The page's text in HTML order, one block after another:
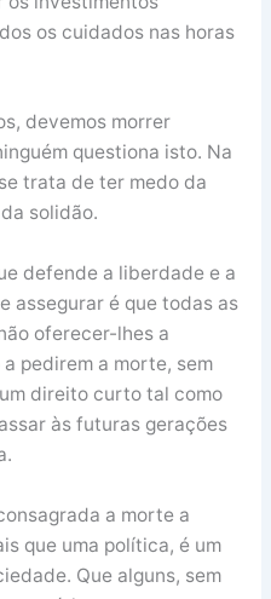
os cuidados nas horas
devemos morrer
questiona isto. Na
trata de ter medo da
solidão.
defende a liberdade e a
assegurar é que todas as
oferecer-lhes a
pedirem a morte, sem
direito curto tal como
às futuras gerações
a morte a
que uma política, é um
Que alguns, sem